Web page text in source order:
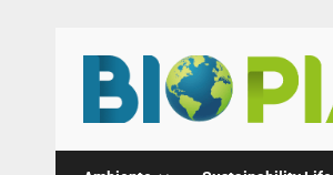
Inhalt
springen